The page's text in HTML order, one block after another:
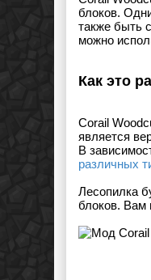
блоков.
также быть
можно
Как это
Corail
является
В
различных
Лесопилка
блоков. Вам